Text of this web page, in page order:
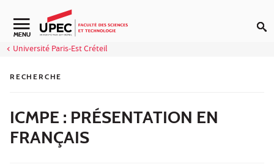
Aller au contenu
Navigation secondaire
MENU
Université Paris-Est Créteil
RECHERCHE
ICMPE : PRÉSENTATION EN
FRANÇAIS